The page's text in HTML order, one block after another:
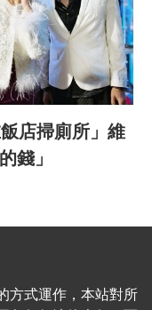
店掃廁所」維
錢」
方式運作，本站對所